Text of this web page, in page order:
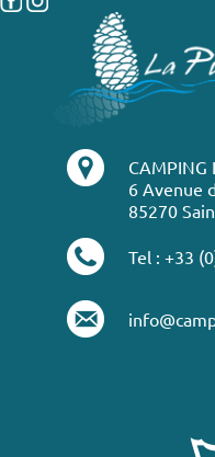
6 Avenue
85270
Tel : +33